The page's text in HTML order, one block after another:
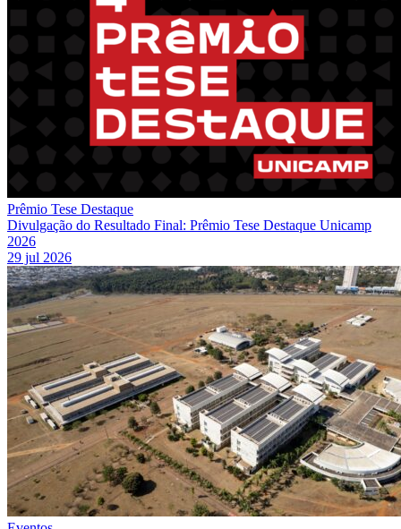
Prêmio Tese Destaque
Divulgação do Resultado Final: Prêmio Tese Destaque Unicamp
2026
29 jul 2026